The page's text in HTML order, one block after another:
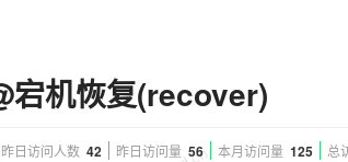
宕机恢复(recover)
昨日访问人数 42 昨日访问量 56 本月访问量 125 总